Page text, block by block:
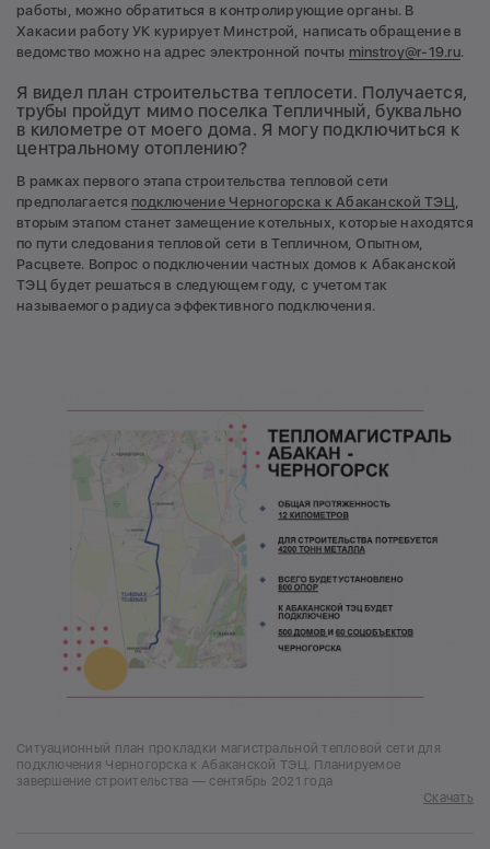
работы, можно обратиться в контролирующие органы. В
Хакасии работу УК курирует Минстрой, написать обращение в
ведомство можно на адрес электронной почты minstroy@r-19.ru.
Я видел план строительства теплосети. Получается,
трубы пройдут мимо поселка Тепличный, буквально
в километре от моего дома. Я могу подключиться к
центральному отоплению?
В рамках первого этапа строительства тепловой сети
предполагается подключение Черногорска к Абаканской ТЭЦ,
вторым этапом станет замещение котельных, которые находятся
по пути следования тепловой сети в Тепличном, Опытном,
Расцвете. Вопрос о подключении частных домов к Абаканской
ТЭЦ будет решаться в следующем году, с учетом так
называемого радиуса эффективного подключения.
Ситуационный план прокладки магистральной тепловой сети для
подключения Черногорска к Абаканской ТЭЦ. Планируемое
завершение строительства — сентябрь 2021 года
Скачать